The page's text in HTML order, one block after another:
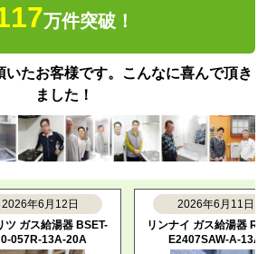
万件突破！
いたお客様です。こんなに喜んで頂き
ました！
年6月12日
ス給湯器 BSET-
13A-20A
2026年6月11日
リンナイ ガス給湯器 RUFH-
E2407SAW-A-13A